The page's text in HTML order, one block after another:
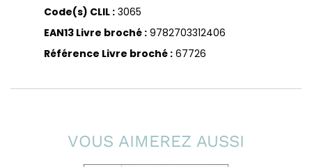
Code(s) CLIL :3065
EAN13 Livre broché :9782703312406
Référence Livre broché :67726
VOUS AIMEREZ AUSSI